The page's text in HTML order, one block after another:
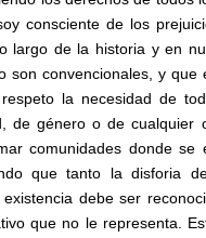
consciente de los
largo de la historia y en
son convencionales, y que
la necesidad de
de género o de cualquier
comunidades donde se
que tanto la disforia
debe ser
que no le representa.